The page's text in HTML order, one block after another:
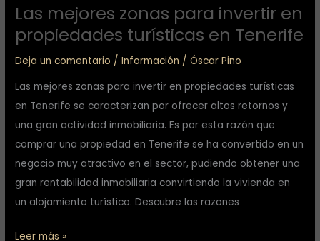
Las mejores zonas para invertir en
propiedades turísticas en Tenerife
Deja un comentario /Información /Óscar Pino
Las mejores zonas para invertir en propiedades turísticas
en Tenerife se caracterizan por ofrecer altos retornos y
una gran actividad inmobiliaria. Es por esta razón que
comprar una propiedad en Tenerife se ha convertido en un
negocio muy atractivo en el sector, pudiendo obtener una
gran rentabilidad inmobiliaria convirtiendo la vivienda en
un alojamiento turístico. Descubre las razones
Leer más »